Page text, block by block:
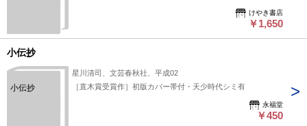
ます。「日本の古本屋」は６段階の「状態」表記が必須となり
ましたが、当店の扱う商品の特質上、状態の簡易な区分けは適
に問題なく良好とお考え下さい。:
けやき書店
￥1,650
小伝抄
小伝抄
星川清司、文芸春秋社、平成02
［直木賞受賞作］初版カバー帯付・天少時代シミ有
永福堂
￥450